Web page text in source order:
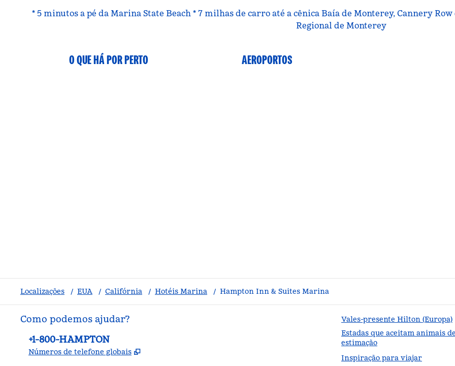
* 5 minutos a pé da Marina State Beach * 7 milhas de carro até a cênica Baía de Monterey, Cannery
Regional de Monterey
O QUE HÁ POR PERTO AEROPORTOS
Localizações / EUA / Califórnia / Hotéis Marina / Hampton Inn & Suites Marina
Como podemos ajudar?
Telefone:
+1-800-HAMPTON
Números de telefone globais ,
Vales-presente Hilton (Europa)
Estadas que aceitam animais de
estimação
Inspiração para viajar